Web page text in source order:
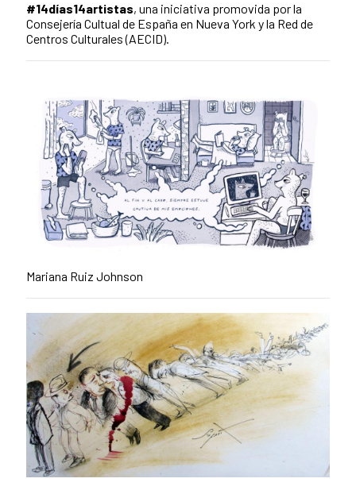
#14días14artistas, una iniciativa promovida por la
Consejería Cultual de España en Nueva York y la Red de
Centros Culturales (AECID).
Mariana Ruiz Johnson